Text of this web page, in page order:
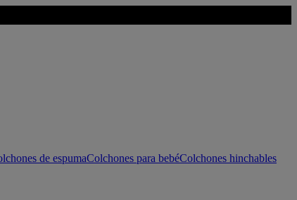
de espumaColchones para bebéColchones hinchables